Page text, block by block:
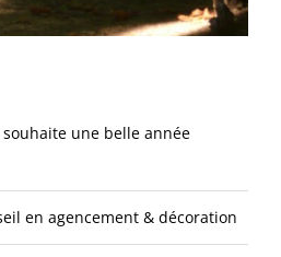
une belle année
en agencement & décoration